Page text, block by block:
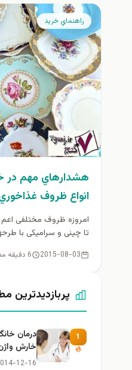
راهنماي خريد
هشدارهاي مهم در
انواع ظروف
امروزه ظروف مختلفی اعم
تا چینی و سرامیکی با
2015-08-03 6 دقیقه مطالعه
پربازدیدترین
1
درمان
خارش
ایمن و
12-16